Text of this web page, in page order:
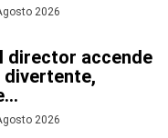
2026
director accende
divertente,
2026